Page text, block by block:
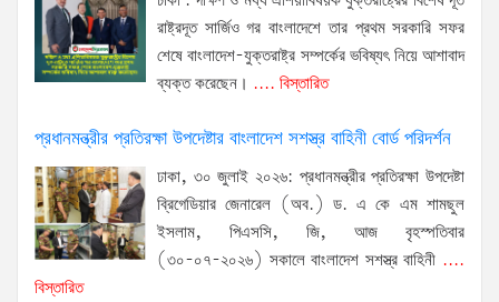
রাষ্ট্রদূত সার্জিও গর বাংলাদেশে তার প্রথম সরকারি সফর
শেষে বাংলাদেশ-যুক্তরাষ্ট্র সম্পর্কের ভবিষ্যৎ নিয়ে আশাবাদ
ব্যক্ত করেছেন। .... বিস্তারিত
প্রধানমন্ত্রীর প্রতিরক্ষা উপদেষ্টার বাংলাদেশ সশস্ত্র বাহিনী বোর্ড পরিদর্শন
ঢাকা, ৩০ জুলাই ২০২৬: প্রধানমন্ত্রীর প্রতিরক্ষা উপদেষ্টা
ব্রিগেডিয়ার জেনারেল (অব.) ড. এ কে এম শামছুল
ইসলাম, পিএসসি, জি, আজ বৃহস্পতিবার
(৩০-০৭-২০২৬) সকালে বাংলাদেশ সশস্ত্র বাহিনী ....
বিস্তারিত